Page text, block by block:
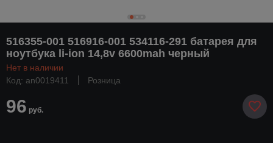
516355-001 516916-001 534116-291 батарея для
ноутбука li-ion 14,8v 6600mah черный
Нет в наличии
Код: an0019411
Розница
96 руб.